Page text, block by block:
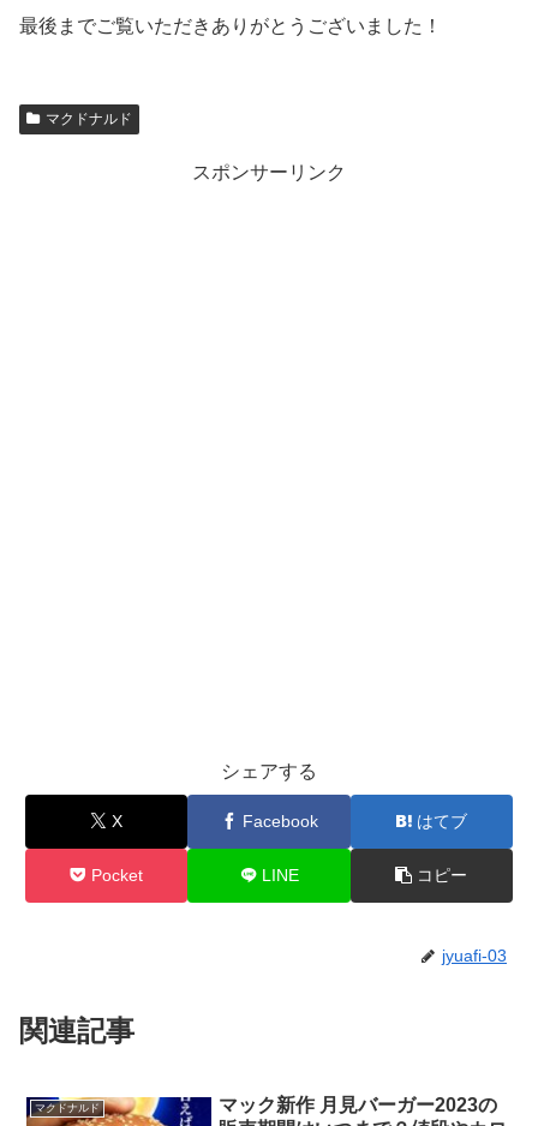
最後までご覧いただきありがとうございました！
マクドナルド
スポンサーリンク
シェアする
X Facebook はてブ
Pocket LINE コピー
jyuafi-03
関連記事
マクドナルド
マック新作 月見バーガー2023の